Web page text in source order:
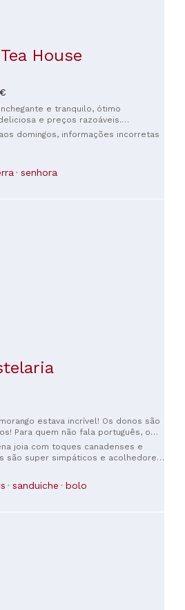
House
e tranquilo, ótimo
e preços razoáveis.
👏🏻
domingos, informações incorretas
senhora
estava incrível! Os donos são
Para quem não fala português, o
canadense, então dá para se
e inglês!
joia com toques canadenses e
são super simpáticos e acolhedores!
este lugar! Uma visita obrigatória
ilha!
sanduiche bolo